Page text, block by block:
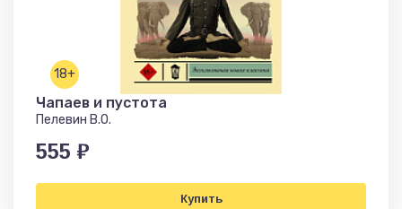
18+
Чапаев и пустота
Пелевин В.О.
555 ₽
Купить